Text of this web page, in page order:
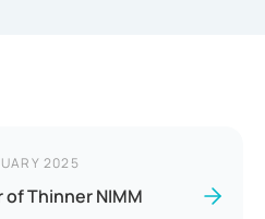
2025
of Thinner NIMM